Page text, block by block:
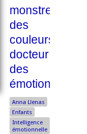
monstre
des
couleurs,
docteur
des
émotions
Anna Llenas
Enfants
Intelligence
émotionnelle